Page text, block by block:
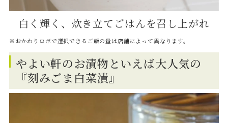
白く輝く、炊き立てごはんを召し上がれ
※おかわりロボで選択できるご飯の量は店舗によって異なります。
やよい軒のお漬物といえば大人気の
『刻みごま白菜漬』